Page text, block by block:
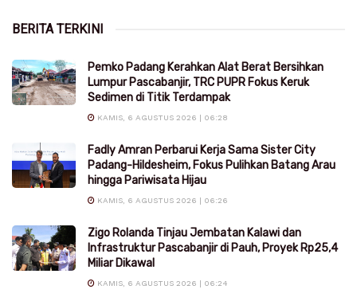
BERITA TERKINI
Pemko Padang Kerahkan Alat Berat Bersihkan
Lumpur Pascabanjir, TRC PUPR Fokus Keruk
Sedimen di Titik Terdampak
KAMIS, 6 AGUSTUS 2026 | 06:28
Fadly Amran Perbarui Kerja Sama Sister City
Padang-Hildesheim, Fokus Pulihkan Batang Arau
hingga Pariwisata Hijau
KAMIS, 6 AGUSTUS 2026 | 06:26
Zigo Rolanda Tinjau Jembatan Kalawi dan
Infrastruktur Pascabanjir di Pauh, Proyek Rp25,4
Miliar Dikawal
KAMIS, 6 AGUSTUS 2026 | 06:24